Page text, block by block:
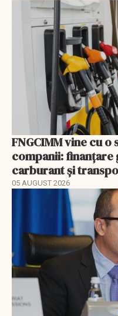
FNGCIMM vine cu
companii:
carburant și
05 AUGUST 2026